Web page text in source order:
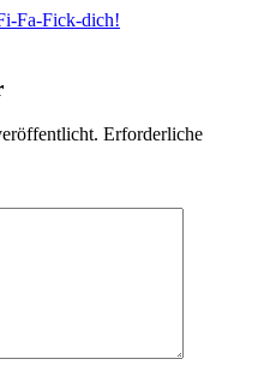
Fa-Fick-dich!
Erforderliche